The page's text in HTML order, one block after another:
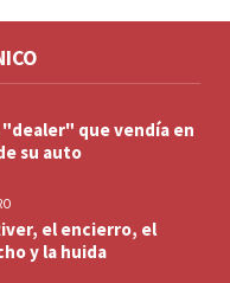
que vendía en
su auto
el encierro, el
y la huida